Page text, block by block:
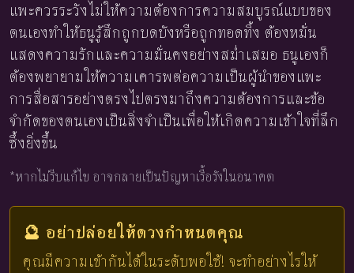
แพะควรระวังไม่ให้ความต้องการความสมบูรณ์แบบของ
ตนเองทำให้ธนูรู้สึกถูกบดบังหรือถูกทอดทิ้ง ต้องหมั่น
แสดงความรักและความมั่นคงอย่างสม่ำเสมอ ธนูเองก็
ต้องพยายามให้ความเคารพต่อความเป็นผู้นำของแพะ
การสื่อสารอย่างตรงไปตรงมาถึงความต้องการและข้อ
จำกัดของตนเองเป็นสิ่งจำเป็นเพื่อให้เกิดความเข้าใจที่ลึก
ซึ้งยิ่งขึ้น
*หากไม่รีบแก้ไข อาจกลายเป็นปัญหาเรื้อรังในอนาคต
🔮 อย่าปล่อยให้ดวงกำหนดคุณ
คุณมีความเข้ากันได้ในระดับพอใช้! จะทำอย่างไรให้